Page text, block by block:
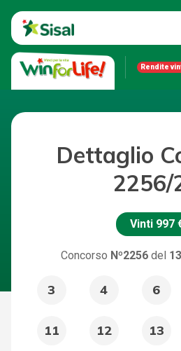
Rendite
Dettaglio
2256/
Vinti 997
Concorso Nº2256 del
3 4 6
11 12 13